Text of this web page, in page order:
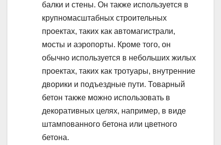
балки и стены. Он также используется в
крупномасштабных строительных
проектах, таких как автомагистрали,
мосты и аэропорты. Кроме того, он
обычно используется в небольших жилых
проектах, таких как тротуары, внутренние
дворики и подъездные пути. Товарный
бетон также можно использовать в
декоративных целях, например, в виде
штампованного бетона или цветного
бетона.